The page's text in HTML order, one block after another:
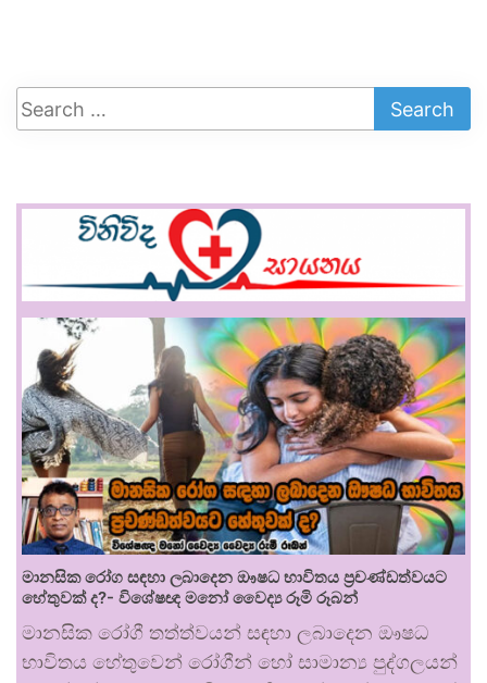
මානසික රෝග සඳහා ලබාදෙන ඖෂධ භාවිතය ප්‍රචණ්ඩත්වයට
හේතුවක් ද?- විශේෂඥ මනෝ වෛද්‍ය රූමි රූබන්
මානසික රෝගී තත්ත්වයන් සඳහා ලබාදෙන ඖෂධ
භාවිතය හේතුවෙන් රෝගීන් හෝ සාමාන්‍ය පුද්ගලයන්